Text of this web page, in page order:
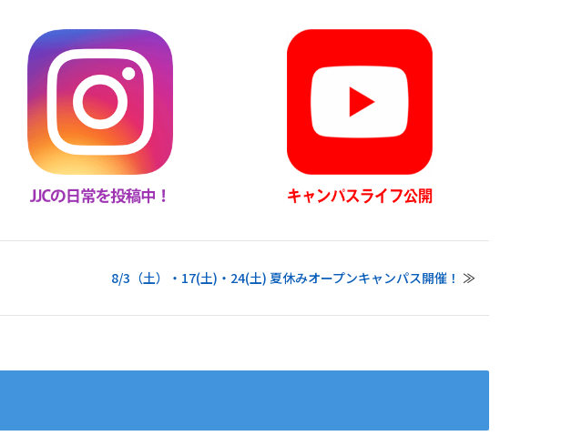
8/3（土）・17(土)・24(土) 夏休みオープンキャンパス開催！ ≫